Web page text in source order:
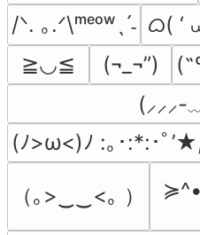
/ᐠ. ｡.ᐟ\ᵐᵉᵒʷˎˊ˗ ᜊ( ‘
≧◡≦
(¬_¬”)
(⸝⸝⸝-
(ﾉ>ω<)ﾉ :｡･:*:･ﾟ
（｡>‿‿<｡ ）